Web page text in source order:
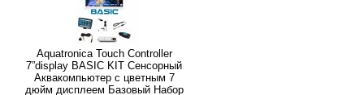
Aquatronica Touch Controller
7”display BASIC KIT Сенсорный
Аквакомпьютер с цветным 7
дюйм дисплеем Базовый Набор